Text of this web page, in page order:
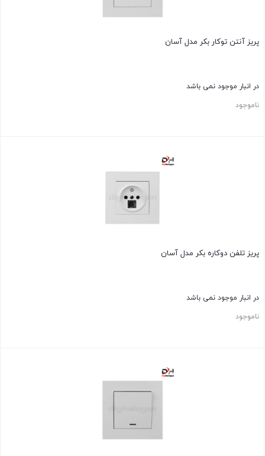
پریز آنتن توکار بکر مدل آسان
در انبار موجود نمی باشد
ناموجود
پریز تلفن دوکاره بکر مدل آسان
در انبار موجود نمی باشد
ناموجود